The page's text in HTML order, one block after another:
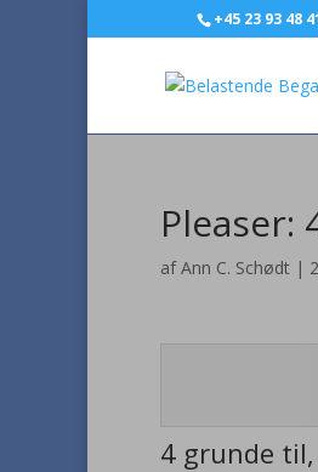
+45 23 93 48
afAnn C. Schødt |
4 grunde